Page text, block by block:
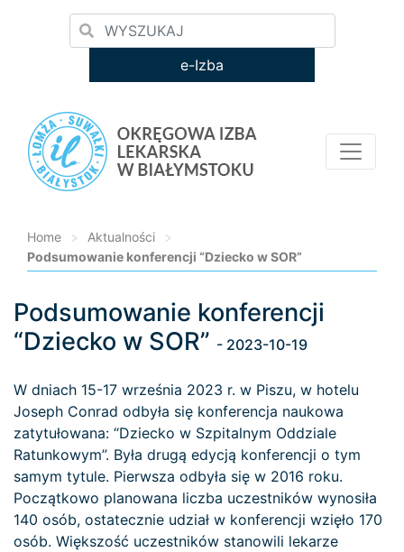
e-Izba
Home > Aktualności
>
Podsumowanie konferencji “Dziecko w SOR”
Loading...
Podsumowanie konferencji
“Dziecko w SOR” - 2023-10-19
W dniach 15-17 września 2023 r. w Piszu, w hotelu
Joseph Conrad odbyła się konferencja naukowa
zatytułowana: “Dziecko w Szpitalnym Oddziale
Ratunkowym”. Była drugą edycją konferencji o tym
samym tytule. Pierwsza odbyła się w 2016 roku.
Początkowo planowana liczba uczestników wynosiła
140 osób, ostatecznie udział w konferencji wzięło 170
osób. Większość uczestników stanowili lekarze